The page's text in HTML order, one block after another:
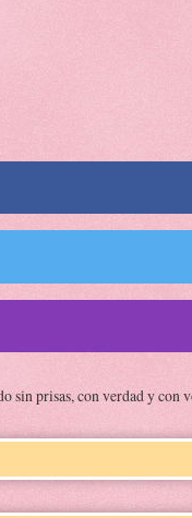
sin prisas, con verdad y con